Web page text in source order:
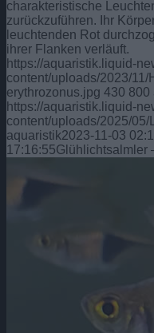
charakteristische
zurückzuführen. Ihr
leuchtenden Rot
ihrer Flanken verläuft.
https://aquaristik.liquid-
content/uploads/2023/11/
erythrozonus.jpg 430 800
https://aquaristik.liquid-
content/uploads/2025/
aquaristik2023-11-03
17:16:55Glühlichtsalmler